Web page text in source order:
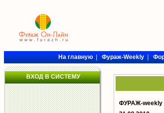
На главную|Фураж-Weekly|
ВХОД В СИСТЕМУ
ФУРАЖ-weekly